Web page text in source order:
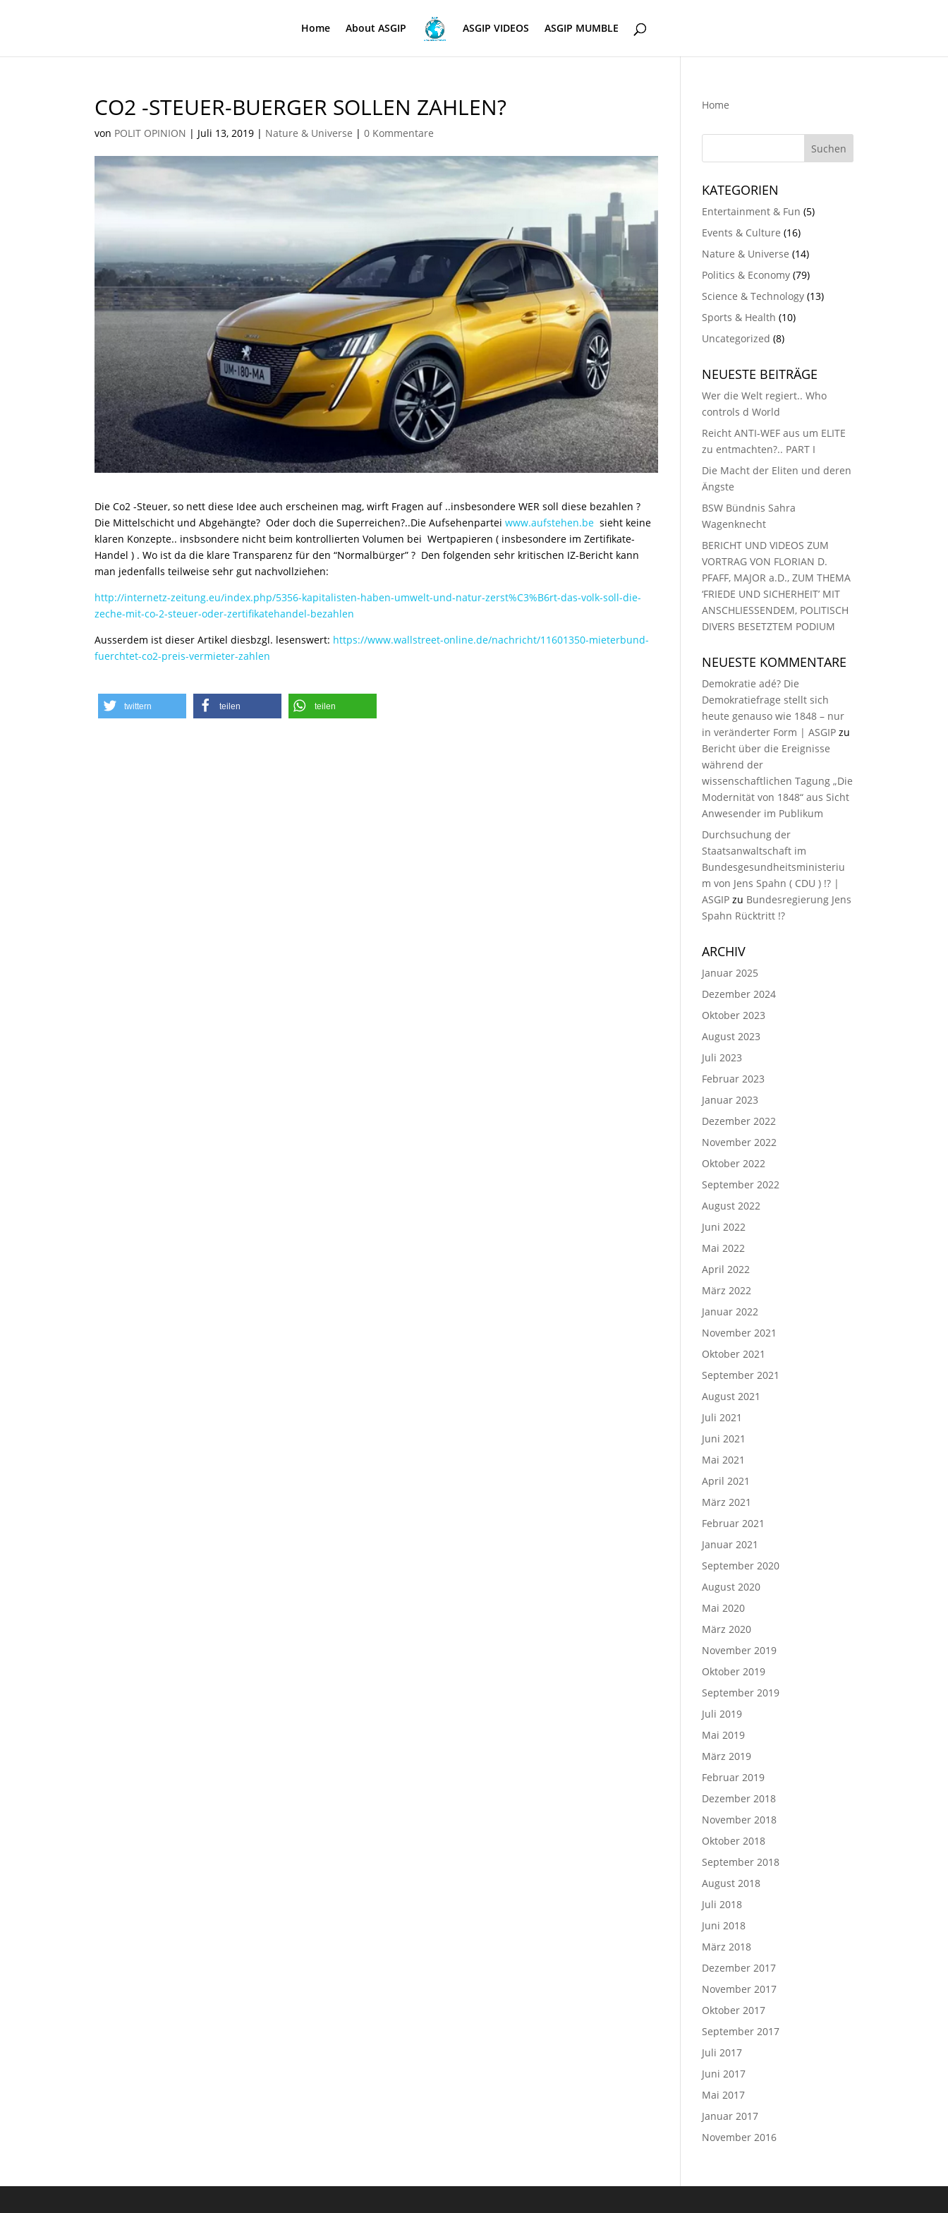
Home About ASGIP ASGIP VIDEOS ASGIP MUMBLE
CO2 -STEUER-BUERGER SOLLEN ZAHLEN?
von POLIT OPINION | Juli 13, 2019 | Nature & Universe |0 Kommentare
Die Co2 -Steuer, so nett diese Idee auch erscheinen mag, wirft Fragen auf ..insbesondere WER soll diese bezahlen ?
Die Mittelschicht und Abgehängte? Oder doch die Superreichen?..Die Aufsehenparteiwww.aufstehen.be sieht keine
klaren Konzepte.. insbsondere nicht beim kontrollierten Volumen bei Wertpapieren ( insbesondere im Zertifikate-
Handel ) . Wo ist da die klare Transparenz für den “Normalbürger” ? Den folgenden sehr kritischen IZ-Bericht kann
man jedenfalls teilweise sehr gut nachvollziehen:
http://internetz-zeitung.eu/index.php/5356-kapitalisten-haben-umwelt-und-natur-zerst%C3%B6rt-das-volk-soll-die-
zeche-mit-co-2-steuer-oder-zertifikatehandel-bezahlen
Ausserdem ist dieser Artikel diesbzgl. lesenswert: https://www.wallstreet-online.de/nachricht/11601350-mieterbund-
fuerchtet-co2-preis-vermieter-zahlen
twittern teilen teilen
Home
KATEGORIEN
Entertainment & Fun (5)
Events & Culture (16)
Nature & Universe (14)
Politics & Economy(79)
Science & Technology(13)
Sports & Health (10)
Uncategorized (8)
NEUESTE BEITRÄGE
Wer die Welt regiert.. Who
controls d World
Reicht ANTI-WEF aus um ELITE
zu entmachten?.. PART I
Die Macht der Eliten und deren
Ängste
BSW Bündnis Sahra
Wagenknecht
BERICHT UND VIDEOS ZUM
VORTRAG VON FLORIAN D.
PFAFF, MAJOR a.D., ZUM THEMA
‘FRIEDE UND SICHERHEIT’ MIT
ANSCHLIESSENDEM, POLITISCH
DIVERS BESETZTEM PODIUM
NEUESTE KOMMENTARE
Demokratie adé? Die
Demokratiefrage stellt sich
heute genauso wie 1848 – nur
in veränderter Form | ASGIPzu
Bericht über die Ereignisse
während der
wissenschaftlichen Tagung „Die
Modernität von 1848“ aus Sicht
Anwesender im Publikum
Durchsuchung der
Staatsanwaltschaft im
Bundesgesundheitsministeriu
m von Jens Spahn ( CDU ) !? |
ASGIPzu Bundesregierung Jens
Spahn Rücktritt !?
ARCHIV
Januar 2025
Dezember 2024
Oktober 2023
August 2023
Juli 2023
Februar 2023
Januar 2023
Dezember 2022
November 2022
Oktober 2022
September 2022
August 2022
Juni 2022
Mai 2022
April 2022
März 2022
Januar 2022
November 2021
Oktober 2021
September 2021
August 2021
Juli 2021
Juni 2021
Mai 2021
April 2021
März 2021
Februar 2021
Januar 2021
September 2020
August 2020
Mai 2020
März 2020
November 2019
Oktober 2019
September 2019
Juli 2019
Mai 2019
März 2019
Februar 2019
Dezember 2018
November 2018
Oktober 2018
September 2018
August 2018
Juli 2018
Juni 2018
März 2018
Dezember 2017
November 2017
Oktober 2017
September 2017
Juli 2017
Juni 2017
Mai 2017
Januar 2017
November 2016